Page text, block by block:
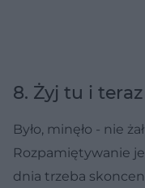
8. Żyj tu i teraz
Było, minęło - nie
Rozpamiętywanie
dnia trzeba